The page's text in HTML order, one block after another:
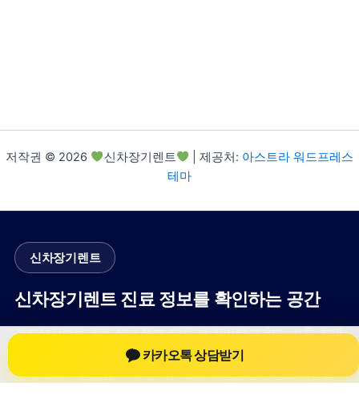
저작권 © 2026 신차장기렌트 | 제공처: 아스트라 워드프레스
테마
신차장기렌트
신차장기렌트 진료 정보를 확인하는 공간
신차장기렌트 관련 진료 정보, 방문 전 확인할 수 있는 기준, 치과
선택 시 참고할 수 있는 내용을 sbstaffing4all.com 안에서 확인할
수 있도록 구성했습니다. 본 사이트의 내용은 일반 정보 제공을
카카오톡 상담받기